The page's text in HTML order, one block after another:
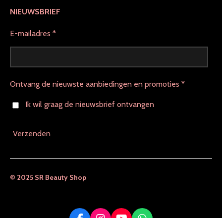
NIEUWSBRIEF
E-mailadres *
Ontvang de nieuwste aanbiedingen en promoties *
Ik wil graag de nieuwsbrief ontvangen
Verzenden
© 2025 SR Beauty Shop